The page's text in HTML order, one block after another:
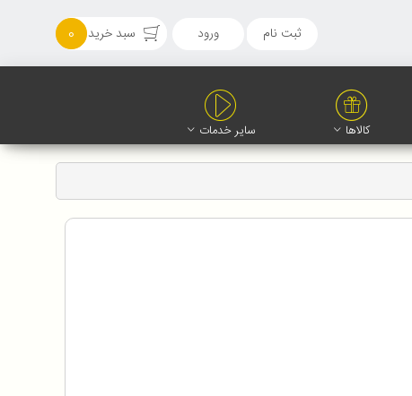
ثبت نام ورود سبد خرید 0
کالاها سایر خدمات